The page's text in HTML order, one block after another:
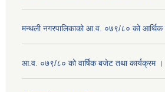
मन्थली नगरपालिकाको आ.व. ०७९/८० को आर्थिक
आ.व. ०७९/८० को वार्षिक बजेट तथा कार्यक्रम ।